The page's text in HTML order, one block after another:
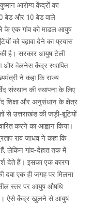
आरोग्य केंद्रों का
बेड और 10 बेड वाले
के एक गांव को माडल आयुष
को बढ़ावा देने का प्रयास
है। सरकार आयुष टेली
वेलनेस केंद्र स्थापित
ने कहा कि राज्य
संस्थान की स्थापना के लिए
शिक्षा और अनुसंधान के क्षेत्र
से उत्तराखंड की जड़ी-बूटियों
करने का आह्वान किया।
राव जाधव ने कहा कि
लेकिन गांव-देहात तक में
देते हैं। इसका एक कारण
दवा एक ही जगह पर मिलना
स्तर पर आयुष औषधि
है। ऐसे केंद्र खुलने से आयुष